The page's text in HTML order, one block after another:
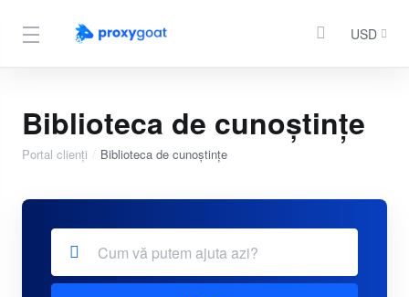
USD
Biblioteca de cunoștințe
Portal clienți Biblioteca de cunoștințe